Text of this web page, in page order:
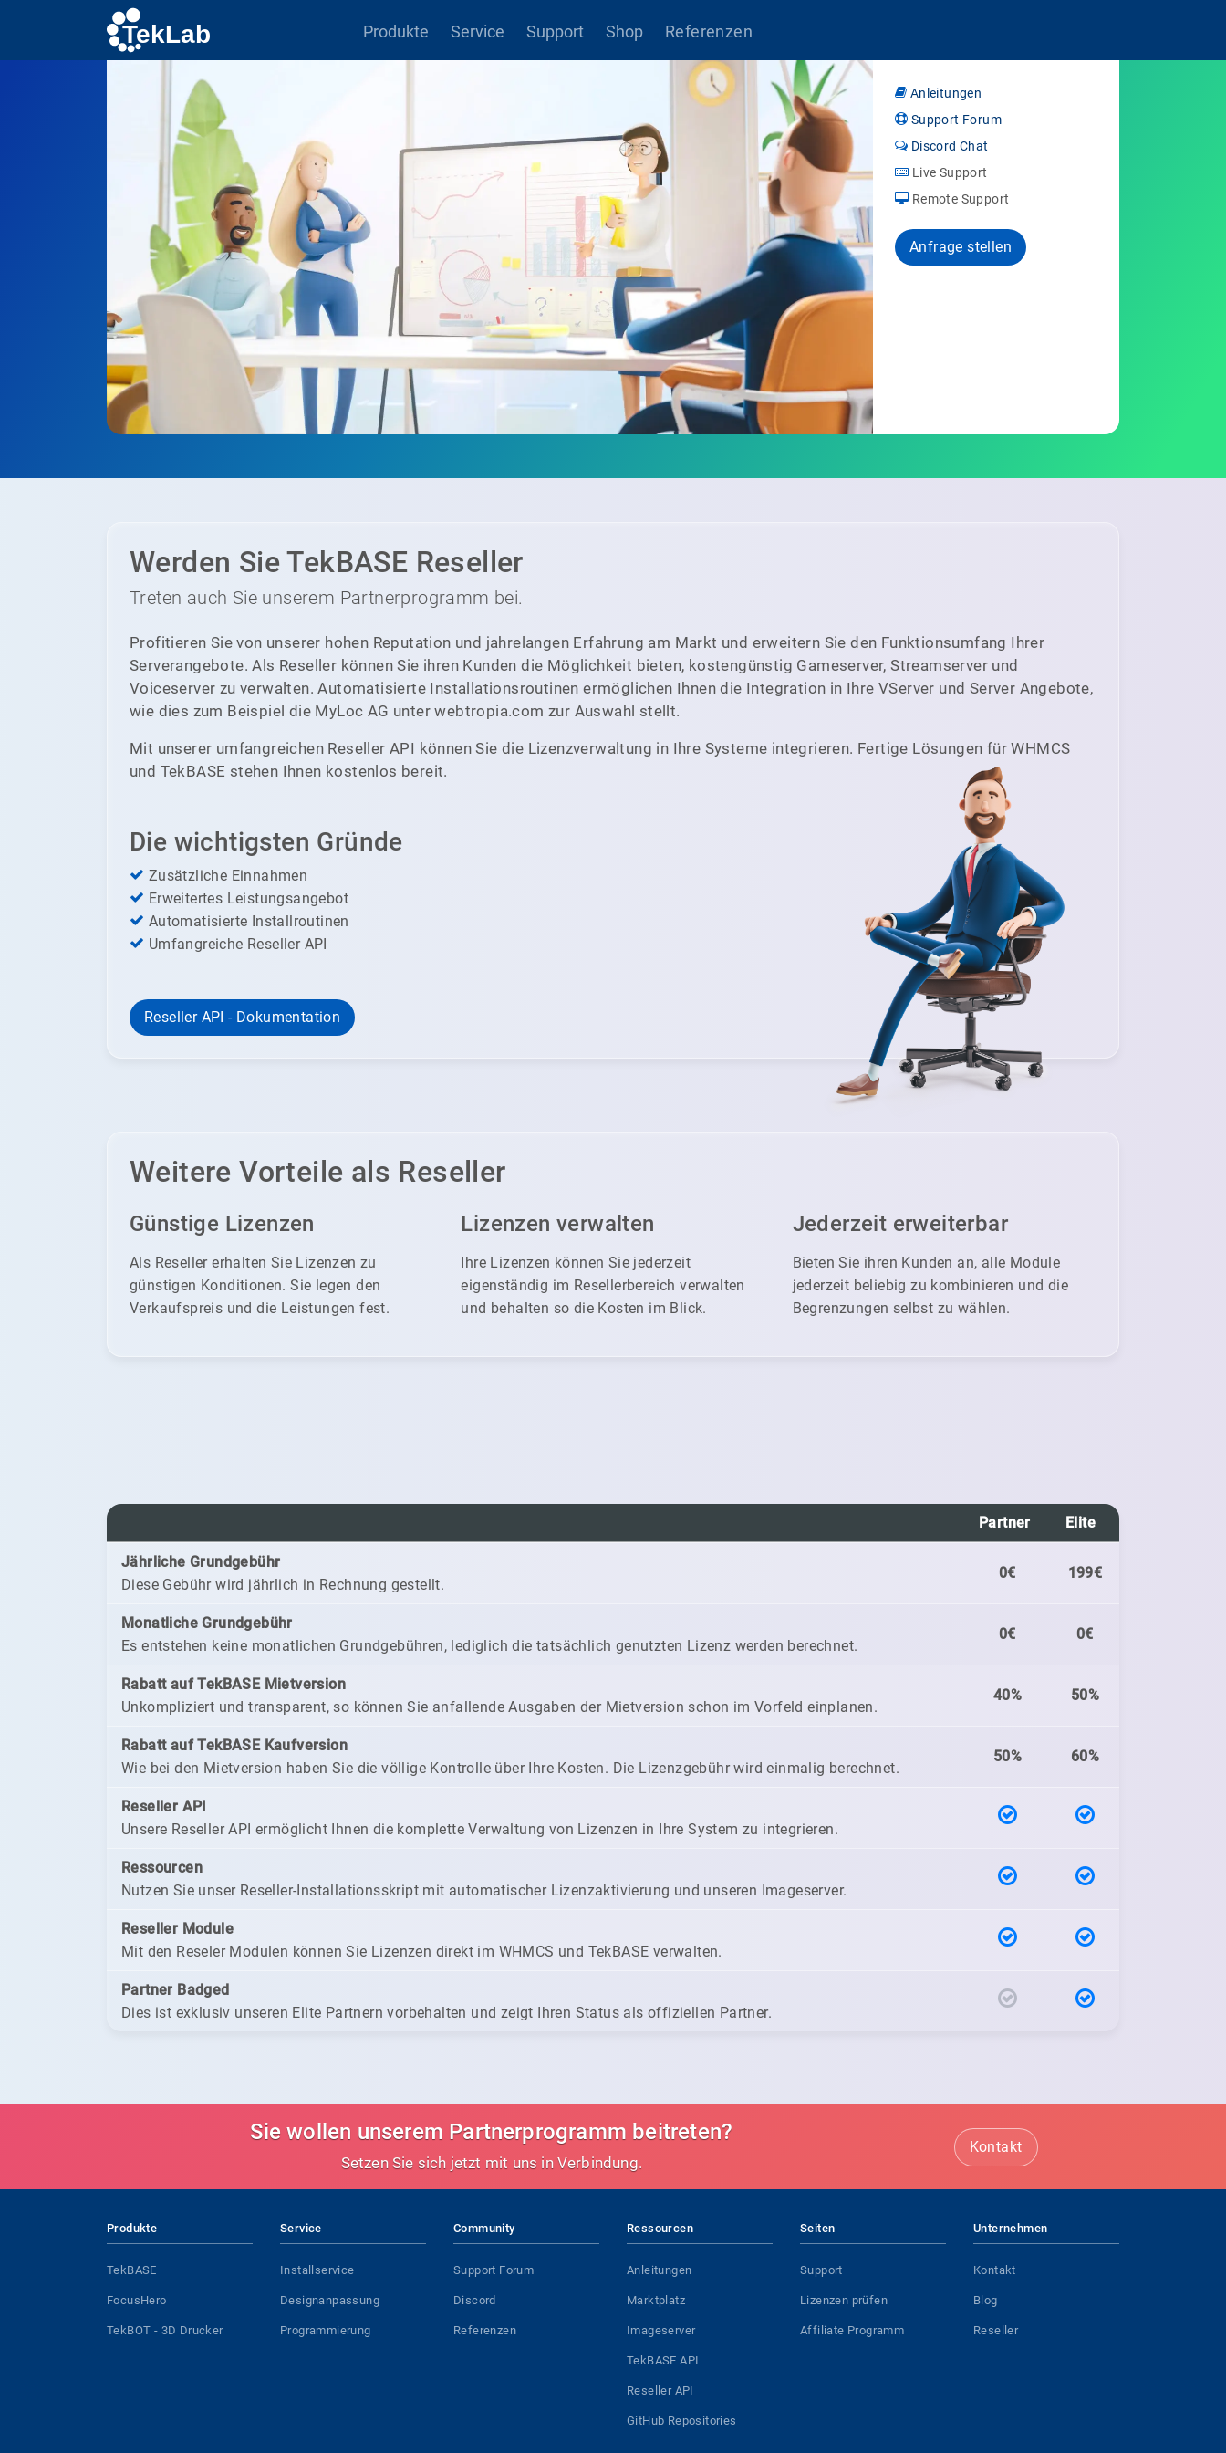
Produkte Service Support Shop Referenzen
Anleitungen
Support Forum
Discord Chat
Live Support
Remote Support
Anfrage stellen
Werden Sie TekBASE Reseller
Treten auch Sie unserem Partnerprogramm bei.
Profitieren Sie von unserer hohen Reputation und jahrelangen Erfahrung am Markt und erweitern Sie den Funktionsumfang Ihrer
Serverangebote. Als Reseller können Sie ihren Kunden die Möglichkeit bieten, kostengünstig Gameserver, Streamserver und
Voiceserver zu verwalten. Automatisierte Installationsroutinen ermöglichen Ihnen die Integration in Ihre VServer und Server Angebote,
wie dies zum Beispiel die MyLoc AG unter webtropia.com zur Auswahl stellt.
Mit unserer umfangreichen Reseller API können Sie die Lizenzverwaltung in Ihre Systeme integrieren. Fertige Lösungen für WHMCS
und TekBASE stehen Ihnen kostenlos bereit.
Die wichtigsten Gründe
Zusätzliche Einnahmen
Erweitertes Leistungsangebot
Automatisierte Installroutinen
Umfangreiche Reseller API
Reseller API - Dokumentation
Weitere Vorteile als Reseller
Günstige Lizenzen
Als Reseller erhalten Sie Lizenzen zu
günstigen Konditionen. Sie legen den
Verkaufspreis und die Leistungen fest.
Lizenzen verwalten
Ihre Lizenzen können Sie jederzeit
eigenständig im Resellerbereich verwalten
und behalten so die Kosten im Blick.
Jederzeit erweiterbar
Bieten Sie ihren Kunden an, alle Module
jederzeit beliebig zu kombinieren und die
Begrenzungen selbst zu wählen.
Partner Elite
Jährliche Grundgebühr
Diese Gebühr wird jährlich in Rechnung gestellt.
0€ 199€
Monatliche Grundgebühr
Es entstehen keine monatlichen Grundgebühren, lediglich die tatsächlich genutzten Lizenz werden berechnet.
0€ 0€
Rabatt auf TekBASE Mietversion
Unkompliziert und transparent, so können Sie anfallende Ausgaben der Mietversion schon im Vorfeld einplanen.
40% 50%
Rabatt auf TekBASE Kaufversion
Wie bei den Mietversion haben Sie die völlige Kontrolle über Ihre Kosten. Die Lizenzgebühr wird einmalig berechnet.
50% 60%
Reseller API
Unsere Reseller API ermöglicht Ihnen die komplette Verwaltung von Lizenzen in Ihre System zu integrieren.
Ressourcen
Nutzen Sie unser Reseller-Installationsskript mit automatischer Lizenzaktivierung und unseren Imageserver.
Reseller Module
Mit den Reseler Modulen können Sie Lizenzen direkt im WHMCS und TekBASE verwalten.
Partner Badged
Dies ist exklusiv unseren Elite Partnern vorbehalten und zeigt Ihren Status als offiziellen Partner.
Sie wollen unserem Partnerprogramm beitreten?
Setzen Sie sich jetzt mit uns in Verbindung.
Kontakt
Produkte
TekBASE
FocusHero
TekBOT - 3D Drucker
Service
Installservice
Designanpassung
Programmierung
Community
Support Forum
Discord
Referenzen
Ressourcen
Anleitungen
Marktplatz
Imageserver
TekBASE API
Reseller API
GitHub Repositories
Seiten
Support
Lizenzen prüfen
Affiliate Programm
Unternehmen
Kontakt
Blog
Reseller